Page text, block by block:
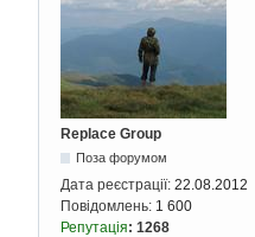
Replace Group
Поза форумом
Дата реєстрації: 22.08.2012
Повідомлень: 1 600
Репутація: 1268